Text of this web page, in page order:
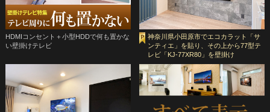
HDMIコンセント＋小型HDDで何も置かな
い壁掛けテレビ
神奈川県小田原市でエコカラット「サ
ンティエ」を貼り、その上から77型テ
レビ「KJ-77XR80」を壁掛け